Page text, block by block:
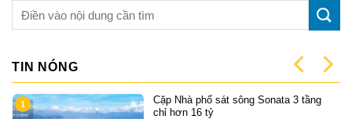
TIN NÓNG
1
Cặp Nhà phố sát sông Sonata 3 tầng
chỉ hơn 16 tỷ